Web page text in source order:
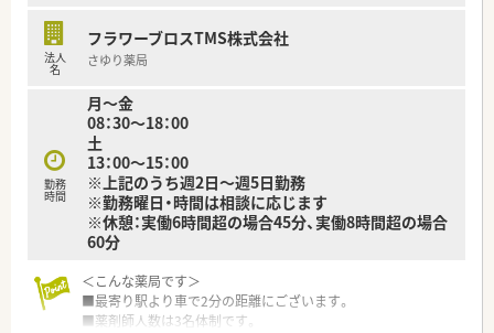
2020年には、山口県から男女がともに働きながら安心して子育
てできる雇用環境づくりをテーマとした「やまぐち子育て応援企
また、山口労働局から「子育てサポート企業」として「くるみん」
認定を受け、男女ともに働きやすい環境づくりに取り組んでいま
す。
※育休取得率100％、復帰率100％（2022年度実績）
30代の薬剤師を中心に20代～70代まで幅広い年齢層の方が活躍
しています。
法人
名
フラワーブロスTMS株式会社
さゆり薬局
勤務
時間
月～金
08：30～18：00
土
13：00～15：00
※上記のうち週2日～週5日勤務
※勤務曜日・時間は相談に応じます
※休憩：実働6時間超の場合45分、実働8時間超の場合
60分
＜こんな薬局です＞
■最寄り駅より車で2分の距離にございます。
■薬剤師人数は3名体制です。